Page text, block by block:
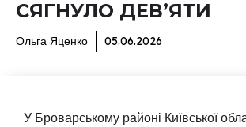
СЯГНУЛО ДЕВ’ЯТИ
Ольга Яценко 05.06.2026
У Броварському районі Київської